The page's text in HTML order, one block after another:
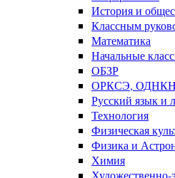
История и
Классным
Математика
Начальные
ОБЗР
ОРКСЭ,
Русский язык и
Технология
Физическая
Физика и
Химия
Художественно-